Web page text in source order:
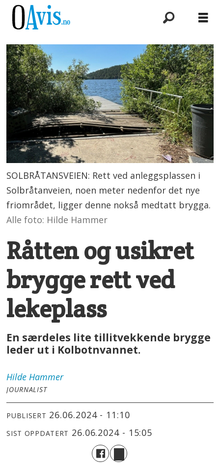
SOLBRÅTANSVEIEN: Rett ved anleggsplassen i
Solbråtanveien, noen meter nedenfor det nye
friområdet, ligger denne nokså medtatt brygga.
Alle foto: Hilde Hammer
Råtten og usikret
brygge rett ved
lekeplass
En særdeles lite tillitvekkende brygge
leder ut i Kolbotnvannet.
Hilde Hammer
JOURNALIST
PUBLISERT 26.06.2024 - 11:10
SIST OPPDATERT 26.06.2024 - 15:05